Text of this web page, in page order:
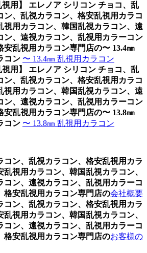
視用】 エレノア シリコン チョコ、乱
ン、乱視カラコン、格安乱視用カラコ
視用カラコン、韓国乱視カラコン、遠
ン、遠視カラコン、乱視用カラーコン
安乱視用カラコン専門店の〜 13.4㎜
コン 〜 13.4㎜ 乱視用カラコン
視用】 エレノア シリコン チョコ、乱
ン、乱視カラコン、格安乱視用カラコ
視用カラコン、韓国乱視カラコン、遠
ン、遠視カラコン、乱視用カラーコン
安乱視用カラコン専門店の〜 13.8㎜
コン 〜 13.8㎜ 乱視用カラコン
コン、乱視カラコン、格安乱視用カラ
乱視用カラコン、韓国乱視カラコン、
コン、遠視カラコン、乱視用カラーコ
格安乱視用カラコン専門店の会社概要
コン、乱視カラコン、格安乱視用カラ
乱視用カラコン、韓国乱視カラコン、
コン、遠視カラコン、乱視用カラーコ
格安乱視用カラコン専門店のお客様の